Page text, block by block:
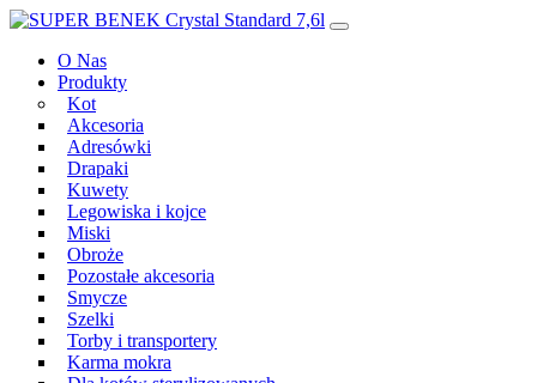
Przeskocz
treści
Main
Navigation
O Nas
Produkty
Kot
Akcesoria
Adresówki
Drapaki
Kuwety
Legowiska i kojce
Miski
Obroże
Pozostałe akcesoria
Smycze
Szelki
Torby i transportery
Karma mokra